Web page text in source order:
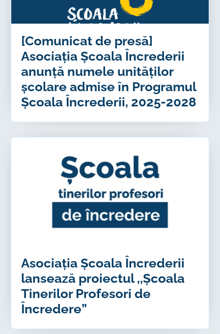
[Comunicat de presă]
Asociația Școala Încrederii
anunță numele unităților
școlare admise în Programul
Școala Încrederii, 2025-2028
Asociația Școala Încrederii
lansează proiectul ,,Școala
Tinerilor Profesori de
Încredere”